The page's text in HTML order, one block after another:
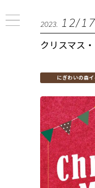
2023. 12/17
クリスマス
にぎわいの森